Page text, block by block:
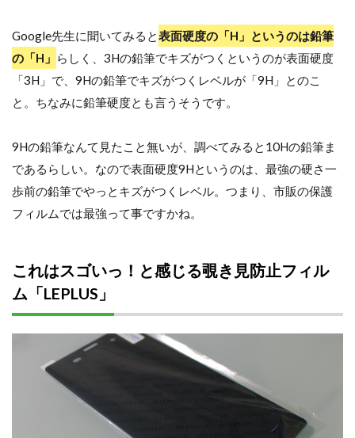
Google先生に聞いてみると表面硬度の「H」というのは鉛筆
の「H」 らしく、3Hの鉛筆でキズがつくというのが表面硬度
「3H」で、9Hの鉛筆でキズがつくレベルが「9H」とのこ
と。ちなみに鉛筆硬度とも言うそうです。
9Hの鉛筆なんて見たこと無いが、調べてみると10Hの鉛筆ま
であるらしい。なので表面硬度9Hというのは、最強の硬さ一
歩前の鉛筆でやっとキズがつくレベル。つまり、市販の保護
フィルムでは最強って事ですかね。
これはスゴいっ！と感じる覗き見防止フィル
ム「LEPLUS」